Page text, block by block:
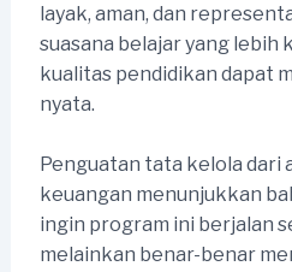
layak, aman, dan
suasana belajar yang lebih
kualitas pendidikan dapat
nyata.
Penguatan tata kelola dari
keuangan menunjukkan
ingin program ini berjalan
melainkan benar-benar